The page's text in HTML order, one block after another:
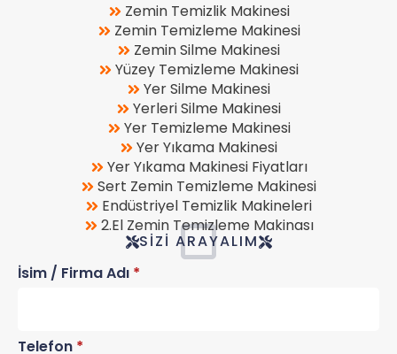
Zemin Temizlik Makinesi
Zemin Temizleme Makinesi
Zemin Silme Makinesi
Yüzey Temizleme Makinesi
Yer Silme Makinesi
Yerleri Silme Makinesi
Yer Temizleme Makinesi
Yer Yıkama Makinesi
Yer Yıkama Makinesi Fiyatları
Sert Zemin Temizleme Makinesi
Endüstriyel Temizlik Makineleri
2.El Zemin Temizleme Makinası
SIZI ARAYALIM
İsim / Firma Adı *
Telefon *